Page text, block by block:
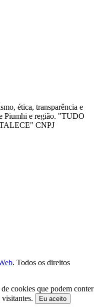
ética, transparência e
Piumhi e região. "TUDO
CNPJ
. Todos os direitos
cookies que podem conter
Eu aceito